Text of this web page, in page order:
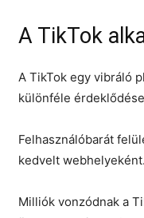
A TikTok
A TikTok egy vibráló
különféle
Felhasználóbarát
kedvelt webhelyeként.
Milliók vonzódnak a